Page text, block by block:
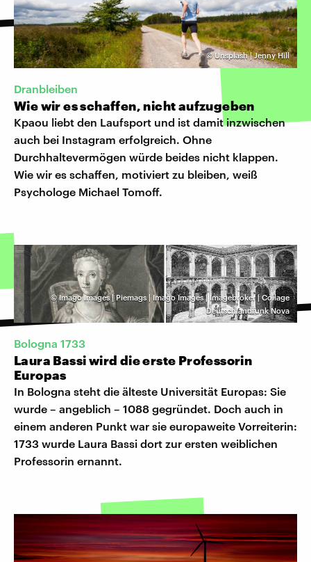
©Unsplash | Jenny Hill
Dranbleiben
Wie wir es schaffen, nicht aufzugeben
Kpaou liebt den Laufsport und ist damit inzwischen
auch bei Instagram erfolgreich. Ohne
Durchhaltevermögen würde beides nicht klappen.
Wie wir es schaffen, motiviert zu bleiben, weiß
Psychologe Michael Tomoff.
©Imago Images | Piemags | Imago Images | Imagebroker | Collage
Deutschlandfunk Nova
Bologna 1733
Laura Bassi wird die erste Professorin
Europas
In Bologna steht die älteste Universität Europas: Sie
wurde – angeblich – 1088 gegründet. Doch auch in
einem anderen Punkt war sie europaweite Vorreiterin:
1733 wurde Laura Bassi dort zur ersten weiblichen
Professorin ernannt.